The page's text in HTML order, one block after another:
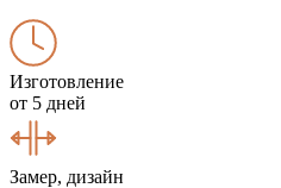
Изготовление
от 5 дней
Замер, дизайн